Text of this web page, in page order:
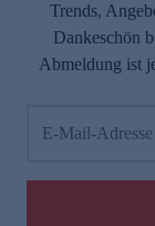
Trends,
Dankeschön
Abmeldung ist
E-Mail-Adresse